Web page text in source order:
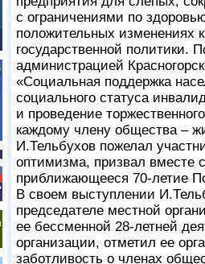
с ограничениями по
положительных изменениях
государственной политики.
администрацией
«Социальная поддержка
социального статуса
и проведение
каждому члену общества –
И.Тельбухов пожелал
оптимизма, призвал вместе
приближающееся 70-летие
В своем выступлении
председателе местной
ее бессменной 28-летней
организации, отметил ее
заботливость о членах